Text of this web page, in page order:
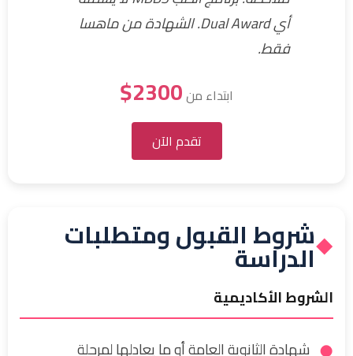
أي Dual Award. الشهادة من ماهسا
فقط.
ابتداء من2300$
تقدم الآن
◆شروط القبول ومتطلبات
الدراسة
الشروط الأكاديمية
شهادة الثانوية العامة أو ما يعادلها لمرحلة